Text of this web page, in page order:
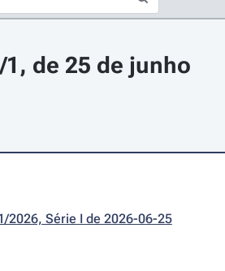
de 25 de junho
2026, Série I de 2026-06-25